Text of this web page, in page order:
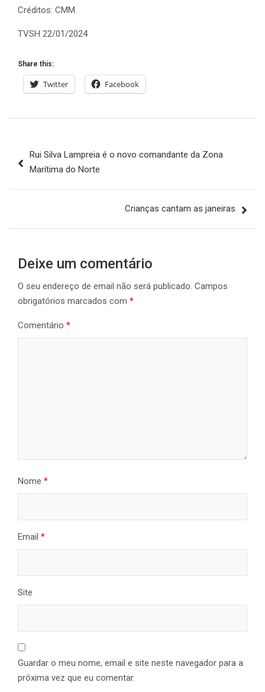
Créditos: CMM
TVSH 22/01/2024
Share this:
Twitter Facebook
de
Rui Silva Lampreia é o novo comandante da Zona
Marítima do Norte
Crianças cantam as janeiras
Deixe um comentário
O seu endereço de email não será publicado. Campos
obrigatórios marcados com *
Comentário *
Nome *
Email *
Site
Guardar o meu nome, email e site neste navegador para a
próxima vez que eu comentar.